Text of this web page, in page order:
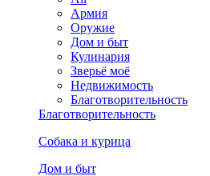
Армия
Оружие
Дом и быт
Кулинария
Зверьё моё
Недвижимость
Благотворительность
Благотворительность
Собака и курица
Дом и быт